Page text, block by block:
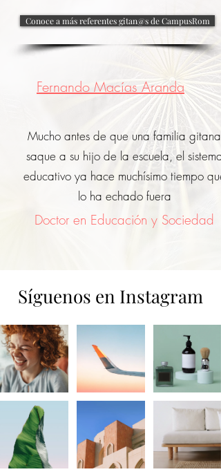
Conoce a más referentes gitan@s de CampusRom
Fernando Macías Aranda
Mucho antes de que una familia gitana
saque a su hijo de la escuela, el sistema
educativo ya hace muchísimo tiempo que
lo ha echado fuera
Doctor en Educación y Sociedad
Síguenos en Instagram